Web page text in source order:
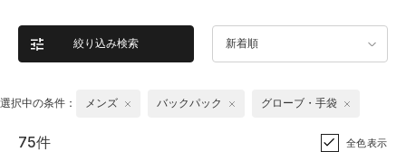
絞り込み検索 新着順
選択中の条件： メンズ バックパック グローブ・手袋
75件 全色表示